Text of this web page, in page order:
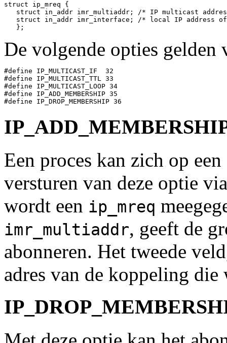
struct ip_mreq {
struct in_addr imr_multiaddr; /* IP multicast
struct in_addr imr_interface; /* local IP address
De volgende opties
#define IP_MULTICAST_IF  32
#define IP_MULTICAST_TTL 33
#define IP_MULTICAST_LOOP 34
#define IP_ADD_MEMBERSHIP 35
Een proces kan zich op
versturen van deze optie
wordt een ip_mreq
imr_multiaddr, geeft de
abonneren. Het tweede
adres van de koppeling